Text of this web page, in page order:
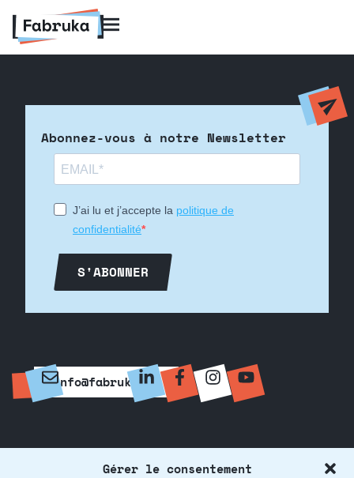
Gérer le consentement
Abonnez-vous à notre Newsletter
J’ai lu et j’accepte la politique de
confidentialité
S'ABONNER
info@fabruka.be